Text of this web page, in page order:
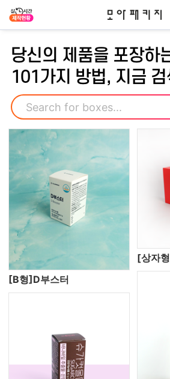
모아패
당신의 제품을 포장하
101가지 방법, 지금
[B형]D부스터
[상자